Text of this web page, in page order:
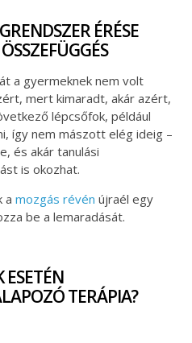
ÉRÉSE
a gyermeknek nem volt
mert kimaradt, akár azért,
lépcsőfok, például
így nem mászott elég ideig –
és akár tanulási
is okozhat.
a mozgás révén újraél egy
be a lemaradását.
TERÁPIA?